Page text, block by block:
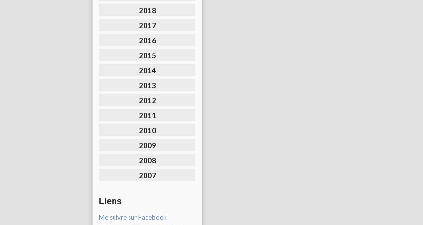
2018
2017
2016
2015
2014
2013
2012
2011
2010
2009
2008
2007
Liens
Me suivre sur Facebook